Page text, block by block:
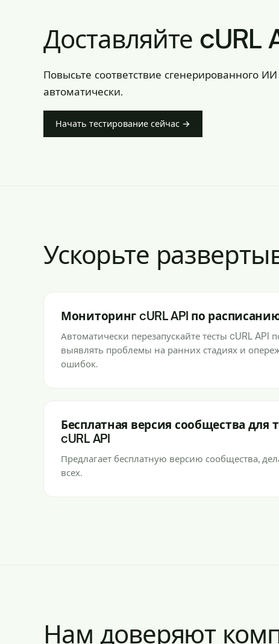
Доставляйте cURL
Повысьте соответствие сгенерированного
автоматически.
Начать тестирование сейчас →
Ускорьте
Мониторинг cURL API по
Автоматически перезапускайте тесты cURL API
выявлять проблемы на ранних стадиях и
ошибок.
Бесплатная версия сообщества для
cURL API
Предлагает бесплатную версию сообщества,
всех.
Нам доверяют